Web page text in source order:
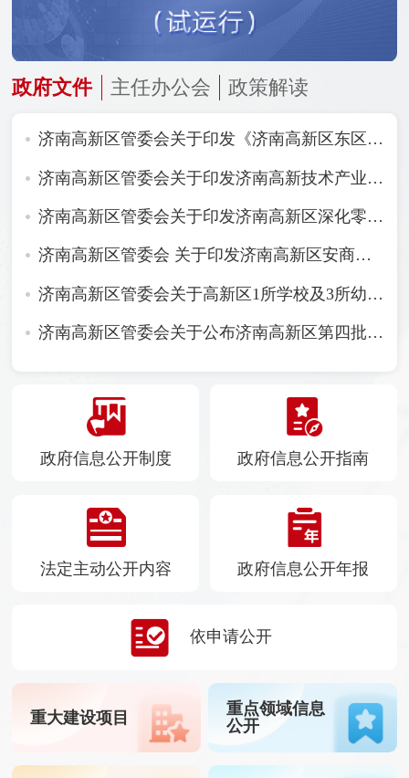
政府文件 主任办公会 政策解读
济南高新区管委会关于印发《济南高新区东区综合发展规划》的通知
济南高新区管委会关于印发济南高新技术产业开发区噪声敏感建筑物集中区域划分方案（试行）的通知
济南高新区管委会关于印发济南高新区深化零基预算改革实施方案的通知
济南高新区管委会 关于印发济南高新区安商稳商服务工作机制的通知
济南高新区管委会关于高新区1所学校及3所幼儿园命名情况的批复
济南高新区管委会关于公布济南高新区第四批区级非物质文化遗产代表性项目名录及第四批区级非物质文化遗产项目代表性传承人名单的通知
政府信息公开制度 政府信息公开指南
法定主动公开内容 政府信息公开年报
依申请公开
重大建设项目
重点领域信息
公开